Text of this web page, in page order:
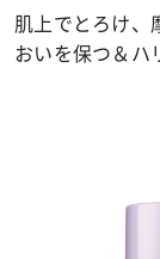
肌上でとろけ、
おいを保つ＆ハ